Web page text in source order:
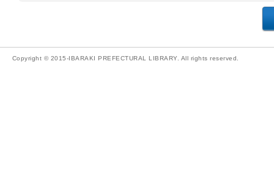
Copyright © 2015-IBARAKI PREFECTURAL LIBRARY. All rights reserved.